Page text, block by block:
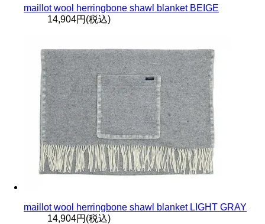
maillot wool herringbone shawl blanket BEIGE
14,904円(税込)
maillot wool herringbone shawl blanket LIGHT GRAY
14,904円(税込)